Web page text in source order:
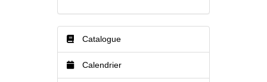
Catalogue
Calendrier